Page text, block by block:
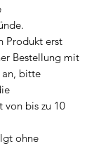
Produkt erst
Bestellung mit
an, bitte
von bis zu 10
ohne